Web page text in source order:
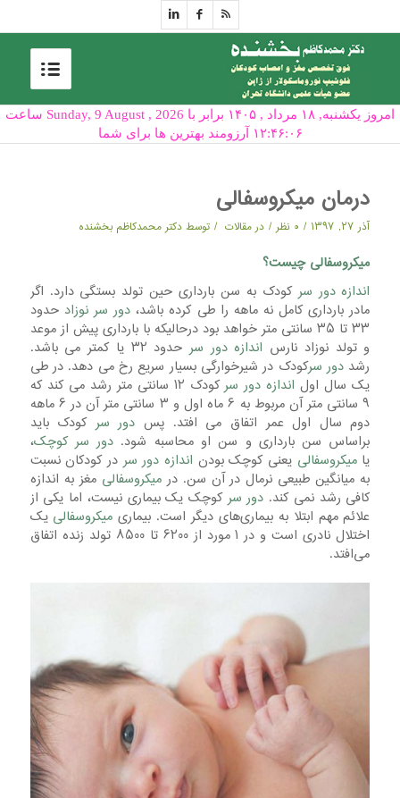
امروز یکشنبه, ۱۸ مرداد , ۱۴۰۵ برابر با Sunday, 9 August , 2026 ساعت
۱۲:۴۶:۰۶ آرزومند بهترین ها برای شما
درمان میکروسفالی
آذر ۲۷, ۱۳۹۷ / ۰ نظر / درمقالات / توسط دکتر محمدکاظم بخشنده
میکروسفالی چیست؟
اندازه دور سرکودک به سن بارداری حین تولد بستگی دارد. اگر
مادر بارداری کامل نه ماهه را طی کرده باشد، دور سر نوزاد حدود
۳۳ تا ۳۵ سانتی متر خواهد بود درحالیکه با بارداری پیش از موعد
و تولد نوزاد نارس اندازه دور سر
حدود ۳۲ یا کمتر می باشد.
رشد دور سرکودک در شیرخوارگی بسیار سریع رخ می دهد. در طی
یک سال اول اندازه دور سر
کودک ۱۲ سانتی متر رشد می کند که
۹ سانتی متر آن مربوط به ۶ ماه اول و ۳ سانتی متر آن در ۶ ماهه
دوم سال اول عمر اتفاق می افتد. پس دور سرکودک باید
براساس سن بارداری و سن او محاسبه شود. دور سر کوچک،
یامیکروسفالی یعنی کوچک بودن اندازه دور سردر کودکان نسبت
به میانگین طبیعی نرمال در آن سن. درمیکروسفالی مغز به اندازه
کافی رشد نمی کند. دور سرکوچک یک بیماری نیست، اما یکی از
علائم مهم ابتلا به بیماری‌های دیگر است. بیماری میکروسفالی یک
اختلال نادری است و در ۱ مورد از ۶۲۰۰ تا ۸۵۰۰ تولد زنده اتفاق
می‌افتد.